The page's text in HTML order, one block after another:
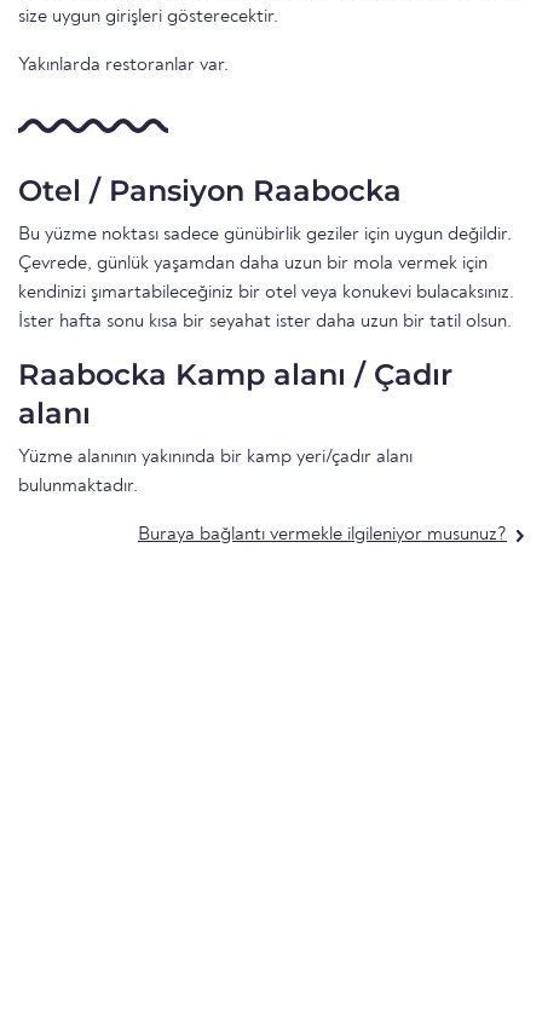
size uygun girişleri gösterecektir.
Yakınlarda restoranlar var.
Otel / Pansiyon Raabocka
Bu yüzme noktası sadece günübirlik geziler için uygun değildir.
Çevrede, günlük yaşamdan daha uzun bir mola vermek için
kendinizi şımartabileceğiniz bir otel veya konukevi bulacaksınız.
İster hafta sonu kısa bir seyahat ister daha uzun bir tatil olsun.
Raabocka Kamp alanı / Çadır
alanı
Yüzme alanının yakınında bir kamp yeri/çadır alanı
bulunmaktadır.
Buraya bağlantı vermekle ilgileniyor musunuz?